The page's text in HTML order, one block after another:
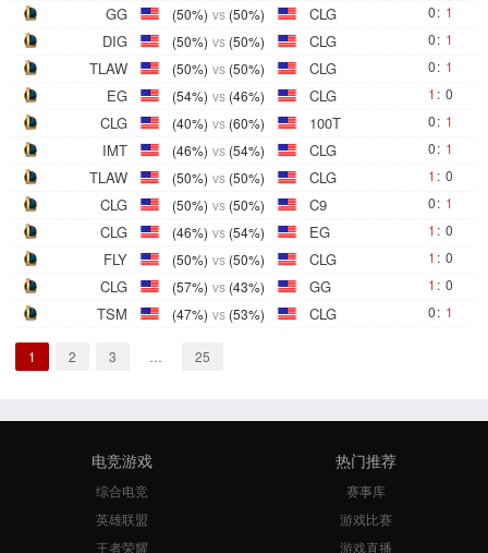
GG (50%) vs (50%) CLG 0: 1
DIG (50%) vs (50%) CLG 0: 1
TLAW (50%) vs (50%) CLG 0: 1
EG (54%) vs (46%) CLG 1 : 0
CLG (40%) vs (60%) 100T 0: 1
IMT (46%) vs (54%) CLG 0: 1
TLAW (50%) vs (50%) CLG 1 : 0
CLG (50%) vs (50%) C9 0: 1
CLG (46%) vs (54%) EG 1 : 0
FLY (50%) vs (50%) CLG 1 : 0
CLG (57%) vs (43%) GG 1 : 0
TSM (47%) vs (53%) CLG 0: 1
1 2 3 25
电竞游戏
综合电竞
英雄联盟
王者荣耀
热门推荐
赛事库
游戏比赛
游戏直播